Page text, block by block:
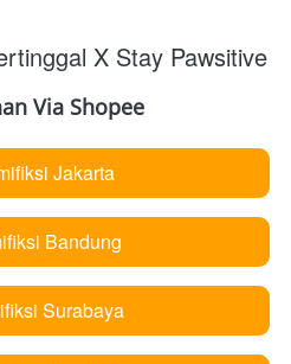
X Stay Pawsitive
Via Shopee
Jakarta
Bandung
Surabaya